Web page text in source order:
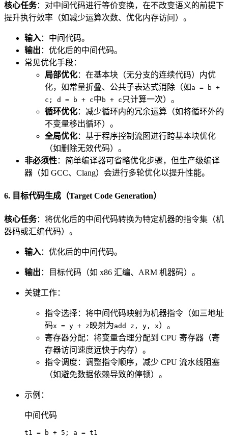
核心任务：对中间代码进行等价变换，在不改变语义的前提下
提升执行效率（如减少运算次数、优化内存访问）。
输入：中间代码。
输出 ：优化后的中间代码。
常见优化手段：
局部优化：在基本块（无分支的连续代码）内优
化，如常量折叠、公共子表达式消除（如 a = b +
c; d = b + c中 b + c 只计算一次）。
循环优化：减少循环内的冗余运算（如将循环外的
不变量移出循环）。
全局优化：基于程序控制流图进行跨基本块优化
（如删除无效代码）。
非必须性：简单编译器可省略优化步骤，但生产级编译
器（如 GCC、Clang）会进行多轮优化以提升性能。
6. 目标代码生成（Target Code Generation）
核心任务：将优化后的中间代码转换为特定机器的指令集（机
器码或汇编代码）。
输入：优化后的中间代码。
输出 ：目标代码（如 x86 汇编、ARM 机器码）。
关键工作：
指令选择：将中间代码映射为机器指令（如三地址
码x = y + z 映射为add z, y, x）。
寄存器分配：将变量合理分配到 CPU 寄存器（寄
存器访问速度远快于内存）。
指令调度：调整指令顺序，减少 CPU 流水线阻塞
（如避免数据依赖导致的停顿）。
示例：
中间代码
t1 = b + 5 ; a = t1